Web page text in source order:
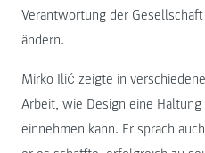
Verantwortung der
ändern.
Mirko Ilić zeigte in
Arbeit, wie Design eine
einnehmen kann. Er sprach